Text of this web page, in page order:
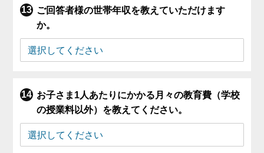
ご回答者様の世帯年収を教えていただけます
か。
お子さま1人あたりにかかる月々の教育費（学校
の授業料以外）を教えてください。